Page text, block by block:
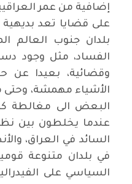
إضافية من عمر
على قضايا تعد
بلدان جنوب العالم
الفساد، مثل وجود
وقضائية، بعيدا عن
الأشياء مهمشة، وحتى
البعض الى مغالطة
عندما يخلطون بين
السائد في العراق،
في بلدان متنوعة
السياسي على